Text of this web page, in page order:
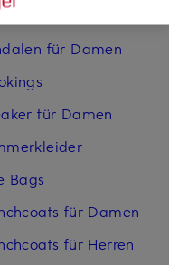
für Damen
für Damen
Bags
für Damen
für Herren